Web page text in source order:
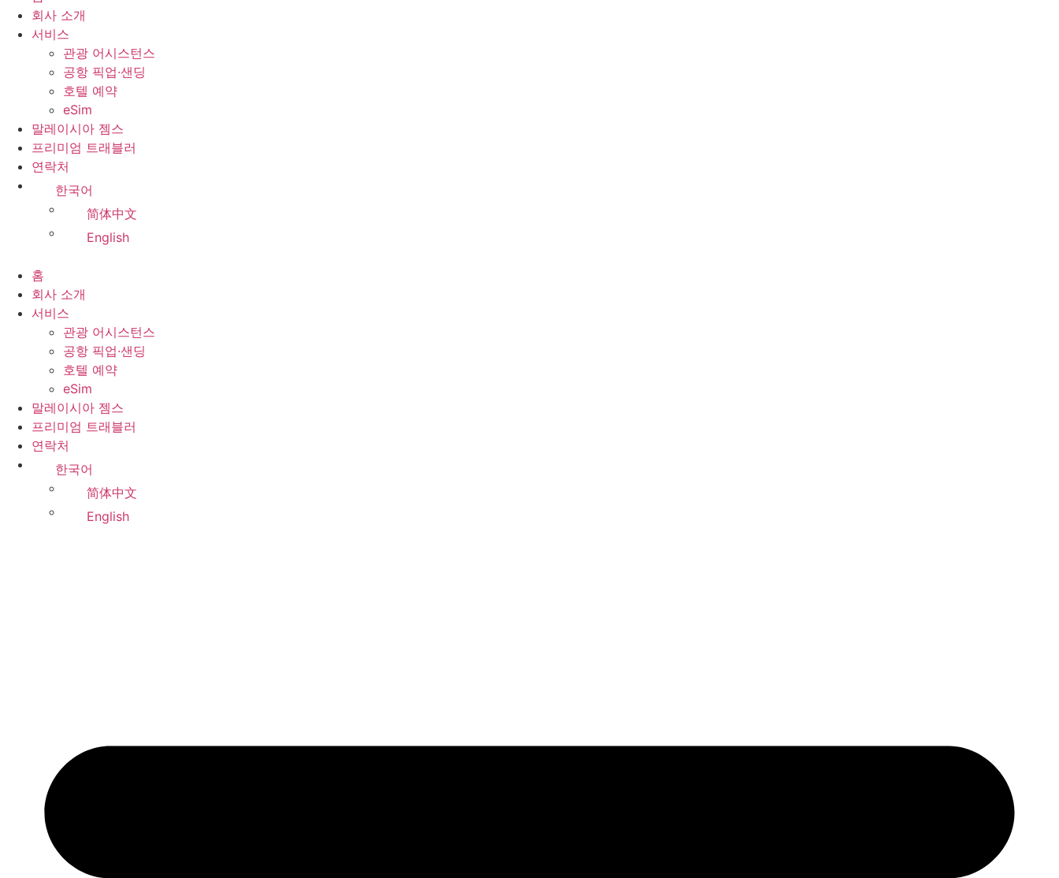
회사 소개
서비스
관광 어시스턴스
공항 픽업·샌딩
호텔 예약
eSim
말레이시아 젬스
프리미엄 트래블러
연락처
한국어
简体中文
English
홈
회사 소개
서비스
관광 어시스턴스
공항 픽업·샌딩
호텔 예약
eSim
말레이시아 젬스
프리미엄 트래블러
연락처
한국어
简体中文
English